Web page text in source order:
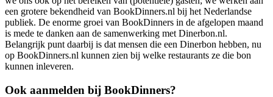
een grotere bekendheid van BookDinners.nl bij het Nederlandse
publiek. De enorme groei van BookDinners in de afgelopen maand
is mede te danken aan de samenwerking met Dinerbon.nl.
Belangrijk punt daarbij is dat mensen die een Dinerbon hebben, nu
op BookDinners.nl kunnen zien bij welke restaurants ze die bon
kunnen inleveren.
Ook aanmelden bij BookDinners?